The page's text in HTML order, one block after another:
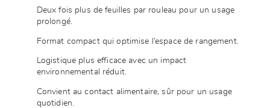
Deux fois plus de feuilles par rouleau pour un usage
prolongé.
Format compact qui optimise l’espace de rangement.
Logistique plus efficace avec un impact
environnemental réduit.
Convient au contact alimentaire, sûr pour un usage
quotidien.